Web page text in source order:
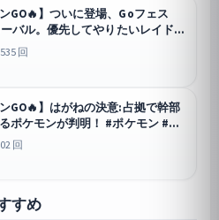
GO🔥】ついに登場、Goフェス
バル。優先してやりたいレイド3
ン #ポケモンgo #shorts
回
GO🔥】はがねの決意:占拠で幹部
ポケモンが判明！ #ポケモン #ポ
回
すめ